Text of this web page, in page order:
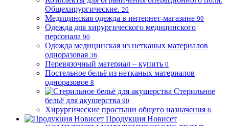
Общехирургические. 20
Медицинская одежда в интернет-магазине 90
Одежда для хирургического медицинского
персонала 90
Одежда медицинская из нетканых материалов
одноразовая 36
Перевязочный материал – купить 0
Постельное бельё из нетканых материалов
одноразовое 8
Стерильное
бельё для акушерства 90
Хирургические простыни общего назначения 8
Продукция Новисет